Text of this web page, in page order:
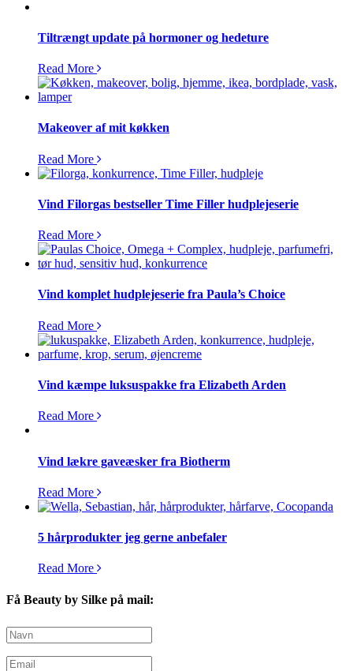
Tiltrængt update på hormoner og hedeture
Read More
Makeover af mit køkken
Read More
Vind Filorgas bestseller Time Filler hudplejeserie
Read More
Vind komplet hudplejeserie fra Paula’s Choice
Read More
Vind kæmpe luksuspakke fra Elizabeth Arden
Read More
Vind lækre gaveæsker fra Biotherm
Read More
5 hårprodukter jeg gerne anbefaler
Read More
Få Beauty by Silke på mail: